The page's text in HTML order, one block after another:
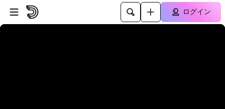
プレイヤーにスキップ
メインコンテンツにスキップ
ログイン